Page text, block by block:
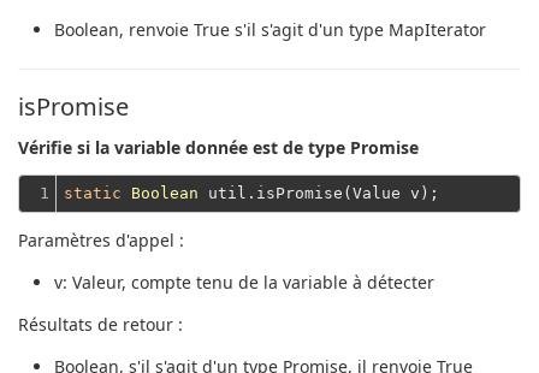
Boolean, renvoie True s'il s'agit d'un type MapIterator
isPromise
Vérifie si la variable donnée est de type Promise
1 static Boolean
Paramètres d'appel :
v: Valeur, compte tenu de la variable à détecter
Résultats de retour :
Boolean, s'il s'agit d'un type Promise, il renvoie True